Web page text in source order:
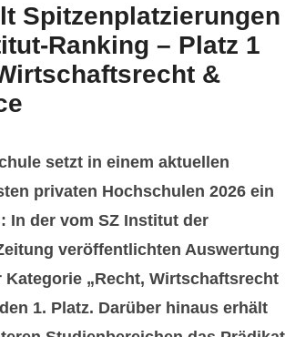
Spitzenplatzierungen
Ranking – Platz 1
&
setzt in einem aktuellen
privaten Hochschulen 2026 ein
In der vom SZ Institut der
veröffentlichten Auswertung
Kategorie „Recht, Wirtschaftsrecht
1. Platz. Darüber hinaus erhält